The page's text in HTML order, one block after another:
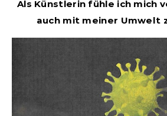
Als Künstlerin fühle ich mich
auch mit meiner Umwelt